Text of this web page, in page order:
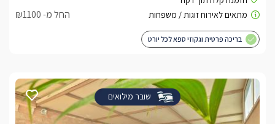
החל מ- ₪1100
בריכה פרטית וגקוזי ספא לכל יורט
שובר מילואים